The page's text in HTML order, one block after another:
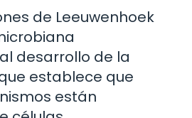
de Leeuwenhoek
desarrollo de la
establece que
están